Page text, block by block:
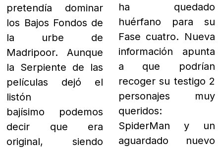
pretendía dominar
los Bajos Fondos de
la urbe de
Madripoor. Aunque
la Serpiente de las
películas dejó el
listón
bajísimo podemos
decir que era
original, siendo
ha quedado
huérfano para su
Fase cuatro. Nueva
información apunta
a que podrían
recoger su testigo 2
personajes muy
queridos:
SpiderMan y un
aguardado nuevo